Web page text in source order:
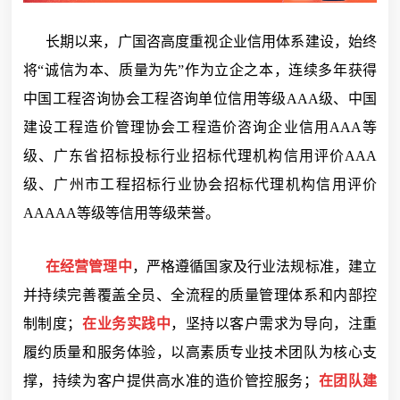
长期以来，广国咨高度重视企业信用体系建设，始终
将“诚信为本、质量为先”作为立企之本，连续多年获得
中国工程咨询协会工程咨询单位信用等级AAA级、中国
建设工程造价管理协会工程造价咨询企业信用AAA等
级、广东省招标投标行业招标代理机构信用评价AAA
级、广州市工程招标行业协会招标代理机构信用评价
AAAAA等级等信用等级荣誉。
在经营管理中，严格遵循国家及行业法规标准，建立
并持续完善覆盖全员、全流程的质量管理体系和内部控
制制度； 在业务实践中，坚持以客户需求为导向，注重
履约质量和服务体验，以高素质专业技术团队为核心支
撑，持续为客户提供高水准的造价管控服务； 在团队建